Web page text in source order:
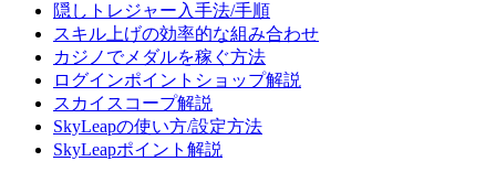
隠しトレジャー入手法/手順
スキル上げの効率的な組み合わせ
カジノでメダルを稼ぐ方法
ログインポイントショップ解説
スカイスコープ解説
SkyLeapの使い方/設定方法
SkyLeapポイント解説